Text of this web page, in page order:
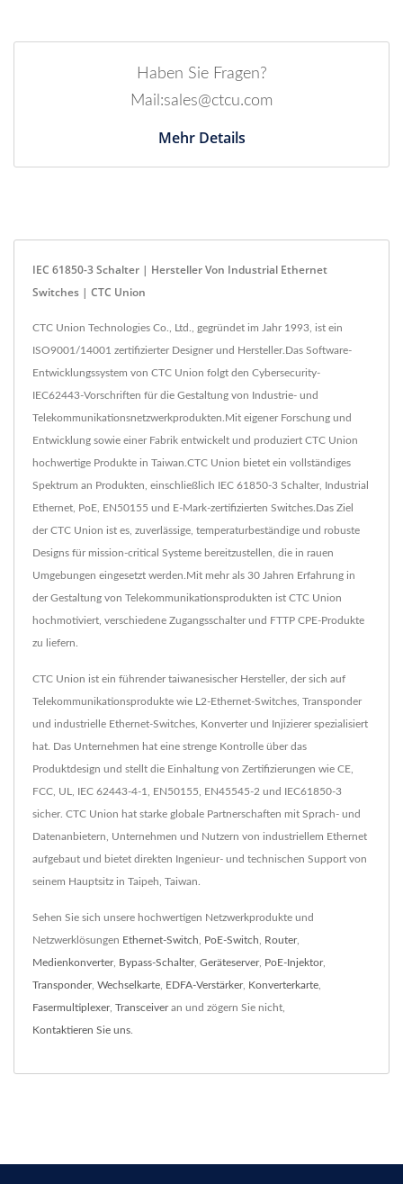
Haben Sie Fragen?
Mail:sales@ctcu.com
Mehr Details
IEC 61850-3 Schalter | Hersteller Von Industrial Ethernet
Switches | CTC Union
CTC Union Technologies Co., Ltd., gegründet im Jahr 1993, ist ein
ISO9001/14001 zertifizierter Designer und Hersteller.Das Software-
Entwicklungssystem von CTC Union folgt den Cybersecurity-
IEC62443-Vorschriften für die Gestaltung von Industrie- und
Telekommunikationsnetzwerkprodukten.Mit eigener Forschung und
Entwicklung sowie einer Fabrik entwickelt und produziert CTC Union
hochwertige Produkte in Taiwan.CTC Union bietet ein vollständiges
Spektrum an Produkten, einschließlich IEC 61850-3 Schalter, Industrial
Ethernet, PoE, EN50155 und E-Mark-zertifizierten Switches.Das Ziel
der CTC Union ist es, zuverlässige, temperaturbeständige und robuste
Designs für mission-critical Systeme bereitzustellen, die in rauen
Umgebungen eingesetzt werden.Mit mehr als 30 Jahren Erfahrung in
der Gestaltung von Telekommunikationsprodukten ist CTC Union
hochmotiviert, verschiedene Zugangsschalter und FTTP CPE-Produkte
zu liefern.
CTC Union ist ein führender taiwanesischer Hersteller, der sich auf
Telekommunikationsprodukte wie L2-Ethernet-Switches, Transponder
und industrielle Ethernet-Switches, Konverter und Injizierer spezialisiert
hat. Das Unternehmen hat eine strenge Kontrolle über das
Produktdesign und stellt die Einhaltung von Zertifizierungen wie CE,
FCC, UL, IEC 62443-4-1, EN50155, EN45545-2 und IEC61850-3
sicher. CTC Union hat starke globale Partnerschaften mit Sprach- und
Datenanbietern, Unternehmen und Nutzern von industriellem Ethernet
aufgebaut und bietet direkten Ingenieur- und technischen Support von
seinem Hauptsitz in Taipeh, Taiwan.
Sehen Sie sich unsere hochwertigen Netzwerkprodukte und
Netzwerklösungen Ethernet-Switch PoE-Switch Router,
Medienkonverter, Bypass-Schalter, Geräteserver, PoE-Injektor,
Transponder, Wechselkarte EDFA-Verstärker, Konverterkarte
Fasermultiplexer, Transceiveran und zögern Sie nicht,
Kontaktieren Sie uns